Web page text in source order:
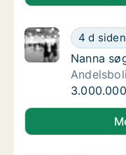
Nanna
4 d siden
Nanna
Nanna
Nanna
Nanna søger